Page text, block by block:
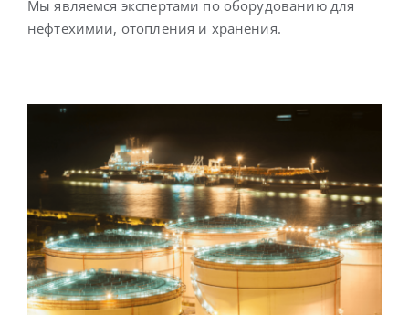
Мы являемся экспертами по оборудованию для
нефтехимии, отопления и хранения.